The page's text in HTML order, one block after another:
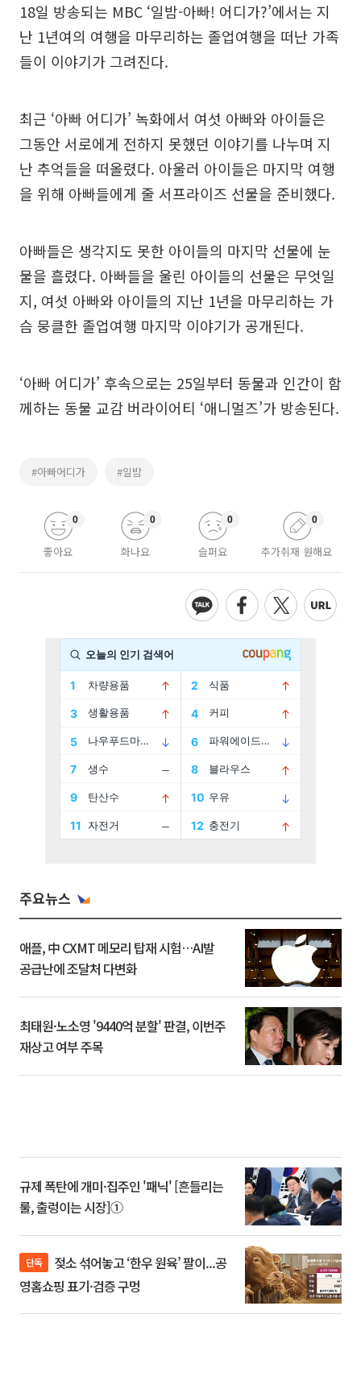
18일 방송되는 MBC ‘일밤-아빠! 어디가?’에서는 지
난 1년여의 여행을 마무리하는 졸업여행을 떠난 가족
들이 이야기가 그려진다.
최근 ‘아빠 어디가’ 녹화에서 여섯 아빠와 아이들은
그동안 서로에게 전하지 못했던 이야기를 나누며 지
난 추억들을 떠올렸다. 아울러 아이들은 마지막 여행
을 위해 아빠들에게 줄 서프라이즈 선물을 준비했다.
아빠들은 생각지도 못한 아이들의 마지막 선물에 눈
물을 흘렸다. 아빠들을 울린 아이들의 선물은 무엇일
지, 여섯 아빠와 아이들의 지난 1년을 마무리하는 가
슴 뭉클한 졸업여행 마지막 이야기가 공개된다.
‘아빠 어디가’ 후속으로는 25일부터 동물과 인간이 함
께하는 동물 교감 버라이어티 ‘애니멀즈’가 방송된다.
#아빠어디가 #일밤
좋아요
0
화나요
0
슬퍼요
0
추가취재 원해요
0
주요뉴스
애플, 中 CXMT 메모리 탑재 시험…AI발
공급난에 조달처 다변화
최태원·노소영 '9440억 분할' 판결, 이번주
재상고 여부 주목
규제 폭탄에 개미·집주인 '패닉' [흔들리는
룰, 출렁이는 시장]①
단독
영홈쇼핑 표기·검증 구멍